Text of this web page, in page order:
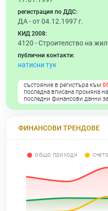
регистрация по ДДС:
ДА - от 04.12.1997 г.
КИД 2008:
4120 -Строителство на
публични контакти:
натисни тук
състояние в регистъра към
последна вписана промяна на
последни финансови данни за
ФИНАНСОВИ ТРЕНДОВЕ
общо приходи